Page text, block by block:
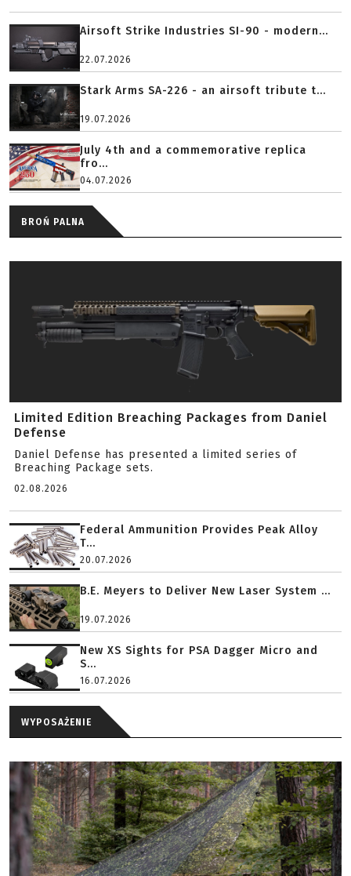
Airsoft Strike Industries SI-90 - modern...
22.07.2026
Stark Arms SA-226 - an airsoft tribute t...
19.07.2026
July 4th and a commemorative replica
fro...
04.07.2026
BROŃ PALNA
Limited Edition Breaching Packages from Daniel
Defense
Daniel Defense has presented a limited series of
Breaching Package sets.
02.08.2026
Federal Ammunition Provides Peak Alloy
T...
20.07.2026
B.E. Meyers to Deliver New Laser System ...
19.07.2026
New XS Sights for PSA Dagger Micro and
S...
16.07.2026
WYPOSAŻENIE